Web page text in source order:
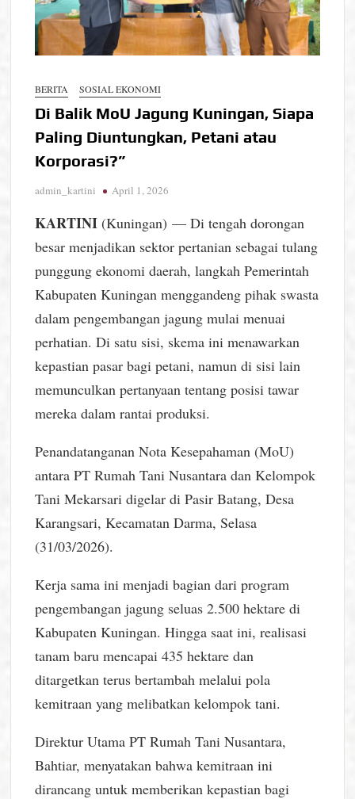
BERITA SOSIAL EKONOMI
Di Balik MoU Jagung Kuningan, Siapa
Paling Diuntungkan, Petani atau
Korporasi?”
admin_kartini April 1, 2026
KARTINI (Kuningan) — Di tengah dorongan
besar menjadikan sektor pertanian sebagai tulang
punggung ekonomi daerah, langkah Pemerintah
Kabupaten Kuningan menggandeng pihak swasta
dalam pengembangan jagung mulai menuai
perhatian. Di satu sisi, skema ini menawarkan
kepastian pasar bagi petani, namun di sisi lain
memunculkan pertanyaan tentang posisi tawar
mereka dalam rantai produksi.
Penandatanganan Nota Kesepahaman (MoU)
antara PT Rumah Tani Nusantara dan Kelompok
Tani Mekarsari digelar di Pasir Batang, Desa
Karangsari, Kecamatan Darma, Selasa
(31/03/2026).
Kerja sama ini menjadi bagian dari program
pengembangan jagung seluas 2.500 hektare di
Kabupaten Kuningan. Hingga saat ini, realisasi
tanam baru mencapai 435 hektare dan
ditargetkan terus bertambah melalui pola
kemitraan yang melibatkan kelompok tani.
Direktur Utama PT Rumah Tani Nusantara,
Bahtiar, menyatakan bahwa kemitraan ini
dirancang untuk memberikan kepastian bagi